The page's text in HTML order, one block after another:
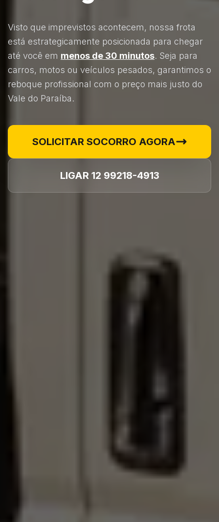
Visto que imprevistos acontecem, nossa frota
está estrategicamente posicionada para chegar
até você em menos de 30 minutos. Seja para
carros, motos ou veículos pesados, garantimos o
reboque profissional com o preço mais justo do
Vale do Paraíba.
SOLICITAR SOCORRO AGORA
LIGAR 12 99218-4913